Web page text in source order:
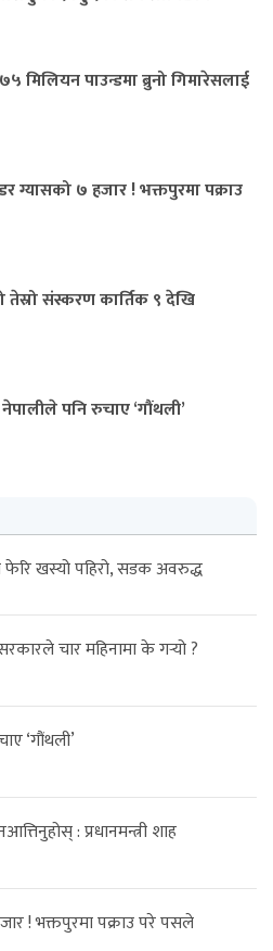
मिलियन पाउन्डमा ब्रुनो गिमारेसलाई
ग्यासको ७ हजार ! भक्तपुरमा पक्राउ
संस्करण कार्तिक ९ देखि
पनि रुचाए ‘गौंथली’
खस्यो पहिरो, सडक अवरुद्ध
चार महिनामा के गर्‍यो ?
‘गौंथली’
: प्रधानमन्त्री शाह
! भक्तपुरमा पक्राउ परे पसले